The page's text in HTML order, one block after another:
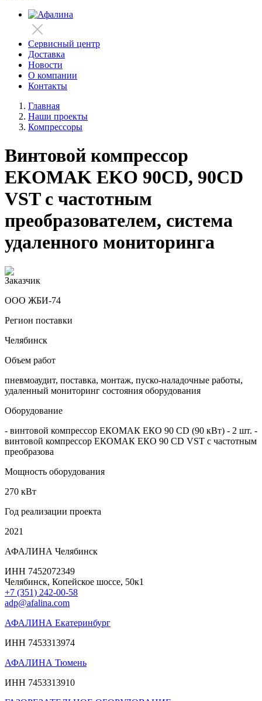
Сервисный центр
Доставка
Новости
О компании
Контакты
Главная
Наши проекты
Компрессоры
Винтовой компрессор
EKOMAK EKO 90CD, 90CD
VST с частотным
преобразователем, система
удаленного мониторинга
Заказчик
ООО ЖБИ-74
Регион поставки
Челябинск
Объем работ
пневмоаудит, поставка, монтаж, пуско-наладочные работы,
удаленный мониторинг состояния оборудования
Оборудование
- винтовой компрессор ЕКОМАК ЕКО 90 CD (90 кВт) - 2 шт. -
винтовой компрессор ЕКОМАК ЕКО 90 CD VST c частотным
преобразова
Мощность оборудования
270 кВт
Год реализации проекта
2021
АФАЛИНА Челябинск
ИНН 7452072349
Челябинск, Копейское шоссе, 50к1
+7 (351) 242-00-58
adp@afalina.com
АФАЛИНА Екатеринбург
ИНН 7453313974
АФАЛИНА Тюмень
ИНН 7453313910